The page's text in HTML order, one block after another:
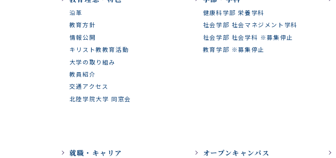
沿革
教育方針
情報公開
キリスト教教育活動
大学の取り組み
教員紹介
交通アクセス
北陸学院大学 同窓会
健康科学部 栄養学科
社会学部 社会マネジメント学科
社会学部 社会学科 ※募集停止
教育学部 ※募集停止
就職・キャリア
オープンキャンパス